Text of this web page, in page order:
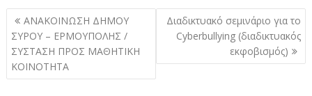
Πλοήγηση
άρθρων
ΑΝΑΚΟΙΝΩΣΗ ΔΗΜΟΥ
ΣΥΡΟΥ – ΕΡΜΟΥΠΟΛΗΣ /
ΣΥΣΤΑΣΗ ΠΡΟΣ ΜΑΘΗΤΙΚΗ
ΚΟΙΝΟΤΗΤΑ
Διαδικτυακό σεμινάριο για το
Cyberbullying (διαδικτυακός
εκφοβισμός)